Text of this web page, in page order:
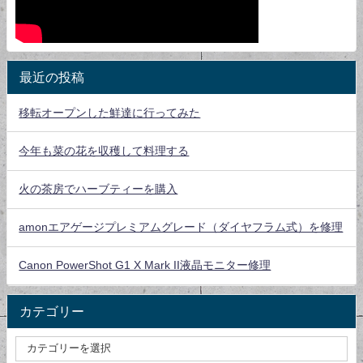
最近の投稿
移転オープンした鮮達に行ってみた
今年も菜の花を収穫して料理する
火の茶房でハーブティーを購入
amonエアゲージプレミアムグレード（ダイヤフラム式）を修理
Canon PowerShot G1 X Mark II液晶モニター修理
カテゴリー